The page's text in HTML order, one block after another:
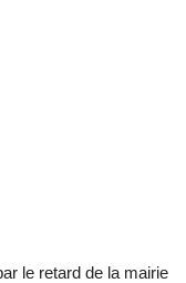
le retard de la mairie